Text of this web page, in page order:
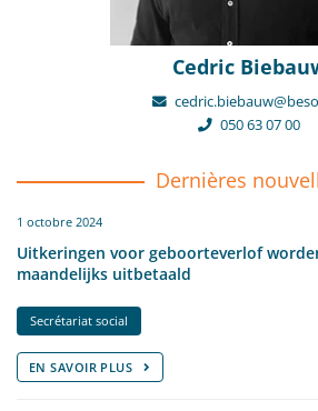
Cedric
050 63 07 00
Dernières
1 octobre 2024
Uitkeringen voor geboorteverlof
maandelijks uitbetaald
Secrétariat social
EN SAVOIR PLUS